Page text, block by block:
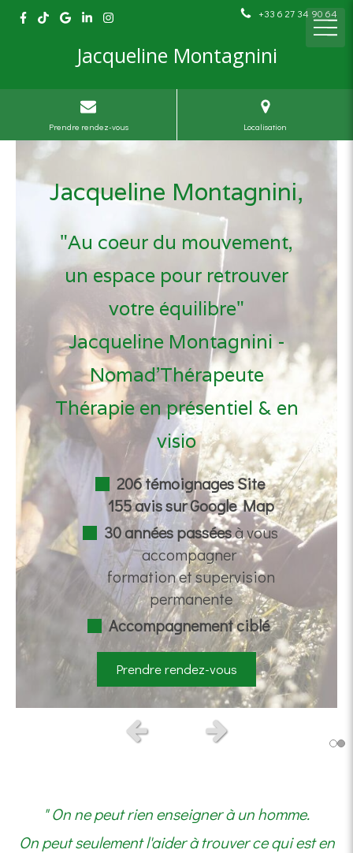
+33 6 27 34 90 64
Jacqueline Montagnini
Prendre rendez-vous Localisation
Jacqueline Montagnini,
"Au coeur du mouvement,
un espace pour retrouver
votre équilibre"
Jacqueline Montagnini -
Nomad'Thérapeute
Thérapie en présentiel & en
visio
206 témoignages Site
155 avis sur Google Map
30 années passéesà vous
accompagner
formation et supervision
permanente
Accompagnement ciblé
Prendre rendez-vous
Slide précédentSlide suivant
" On ne peut rien enseigner à un homme.
On peut seulement l'aider à trouver ce qui est en